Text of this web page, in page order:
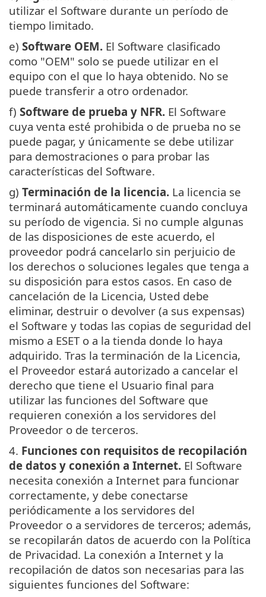
utilizar el Software durante un período de
tiempo limitado.
e) Software OEM. El Software clasificado
como "OEM" solo se puede utilizar en el
equipo con el que lo haya obtenido. No se
puede transferir a otro ordenador.
f) Software de prueba y NFR. El Software
cuya venta esté prohibida o de prueba no se
puede pagar, y únicamente se debe utilizar
para demostraciones o para probar las
características del Software.
g) Terminación de la licencia. La licencia se
terminará automáticamente cuando concluya
su período de vigencia. Si no cumple algunas
de las disposiciones de este acuerdo, el
proveedor podrá cancelarlo sin perjuicio de
los derechos o soluciones legales que tenga a
su disposición para estos casos. En caso de
cancelación de la Licencia, Usted debe
eliminar, destruir o devolver (a sus expensas)
el Software y todas las copias de seguridad del
mismo a ESET o a la tienda donde lo haya
adquirido. Tras la terminación de la Licencia,
el Proveedor estará autorizado a cancelar el
derecho que tiene el Usuario final para
utilizar las funciones del Software que
requieren conexión a los servidores del
Proveedor o de terceros.
4. Funciones con requisitos de recopilación
de datos y conexión a Internet. El Software
necesita conexión a Internet para funcionar
correctamente, y debe conectarse
periódicamente a los servidores del
Proveedor o a servidores de terceros; además,
se recopilarán datos de acuerdo con la Política
de Privacidad. La conexión a Internet y la
recopilación de datos son necesarias para las
siguientes funciones del Software: